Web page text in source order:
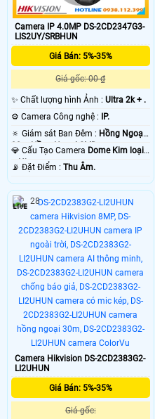
Camera IP 4.0MP DS-2CD2347G3-
LIS2UY/SRBHUN
Giá Bán: 5%-35%
Giá gốc: 00 ₫
✨ Chất lượng hình Ảnh : Ultra 2k + .
⚙ Camera Công nghệ : IP.
🔅 Giám sát Ban Đêm : Hồng Ngoại
30m Hồng Ngoại SMD.
💎 Cấu Tạo Camera Dome Kim loại
+ Nhựa.
️📡 Đặt Điểm : Thu Âm.
Camera Hikvision DS-2CD2383G2-
LI2UHUN
Giá Bán: 5%-35%
Giá gốc:
28